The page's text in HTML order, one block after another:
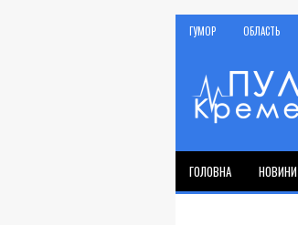
ГУМОР ОБЛАСТЬ
ГОЛОВНА НОВИНИ